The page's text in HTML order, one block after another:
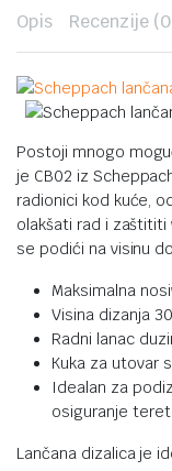
Opis Recenzije
Postoji mnogo
je CB02 iz
radionici kod kuće,
olakšati rad i
se podići na visinu
Maksimalna
Visina dizanja
Radni lanac
Kuka za utovar
Idealan za
osiguranje
Lančana dizalica je